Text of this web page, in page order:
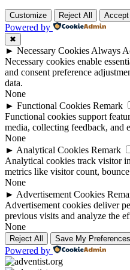
Customize Reject All Accept
Powered by
✖
► Necessary Cookies Always
Necessary cookies enable
and consent preference
data.
None
► Functional Cookies Remark
Functional cookies support
media, collecting feedback, and
None
► Analytical Cookies Remark
Analytical cookies track visitor
metrics like visitor count,
None
► Advertisement Cookies
Advertisement cookies deliver
previous visits and analyze the
None
Reject All Save My Preferences
Powered by